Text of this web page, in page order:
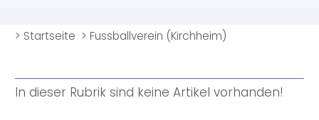
> Startseite > Fussballverein (Kirchheim)
In dieser Rubrik sind keine Artikel vorhanden!